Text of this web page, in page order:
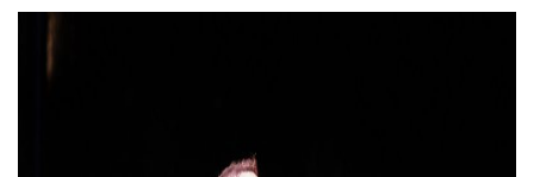
Mercado Vallarta Incluye Reúne A Emprendedores Locales
Bruno Blancas Reúne A Especialistas Para Analizar La